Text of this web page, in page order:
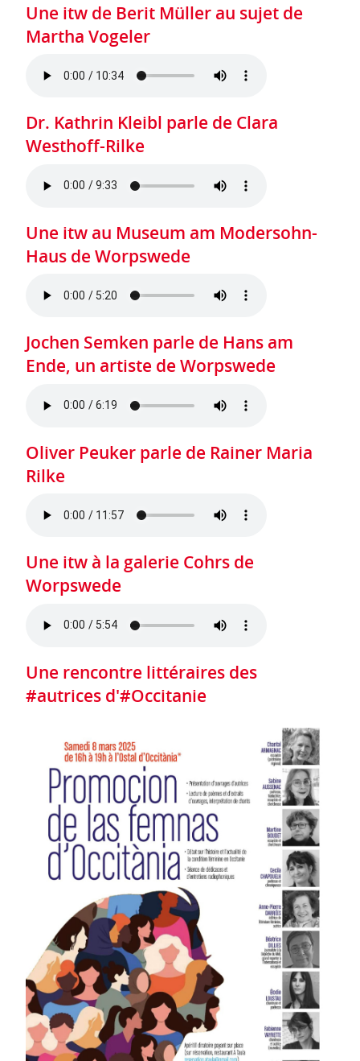
Une itw de Berit Müller au sujet de
Martha Vogeler
Dr. Kathrin Kleibl parle de Clara
Westhoff-Rilke
Une itw au Museum am Modersohn-
Haus de Worpswede
Jochen Semken parle de Hans am
Ende, un artiste de Worpswede
Oliver Peuker parle de Rainer Maria
Rilke
Une itw à la galerie Cohrs de
Worpswede
Une rencontre littéraires des
#autrices d'#Occitanie